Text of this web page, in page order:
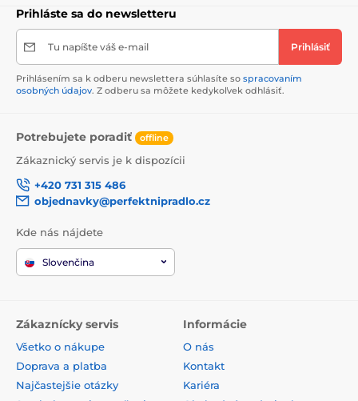
Prihláste sa do newsletteru
Tu napíšte váš e-mail Prihlásiť
Prihlásením sa k odberu newslettera súhlasíte so spracovaním
osobných údajov. Z odberu sa môžete kedykoľvek odhlásiť.
Potrebujete poradiť offline
Zákaznický servis je k dispozícii
+420 731 315 486
objednavky@perfektnipradlo.cz
Kde nás nájdete
Slovenčina
Zákaznícky servis
Všetko o nákupe
Doprava a platba
Najčastejšie otázky
Informácie
O nás
Kontakt
Kariéra